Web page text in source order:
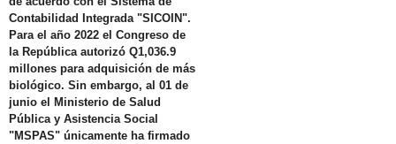
Contabilidad Integrada "SICOIN".
Para el año 2022 el Congreso de
la República autorizó Q1,036.9
millones para adquisición de más
biológico. Sin embargo, al 01 de
junio el Ministerio de Salud
Pública y Asistencia Social
"MSPAS" únicamente ha firmado